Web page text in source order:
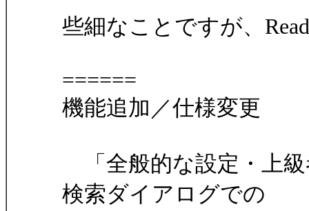
些細なことですが、
======
機能追加／仕様変更
「全般的な設定・上
検索ダイアログでの